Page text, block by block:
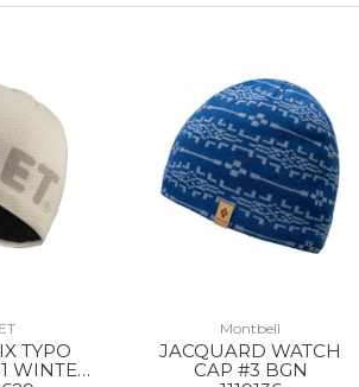
TYPO
WINTER
Montbell
JACQUARD WATCH
CAP #3 BGN